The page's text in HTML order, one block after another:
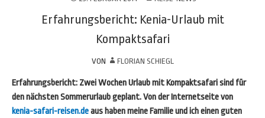
Erfahrungsbericht: Kenia-Urlaub mit
Kompaktsafari
VON FLORIAN SCHIEGL
Erfahrungsbericht: Zwei Wochen Urlaub mit Kompaktsafari sind für
den nächsten Sommerurlaub geplant. Von der Internetseite von
kenia-safari-reisen.deaus haben meine Familie und ich einen guten